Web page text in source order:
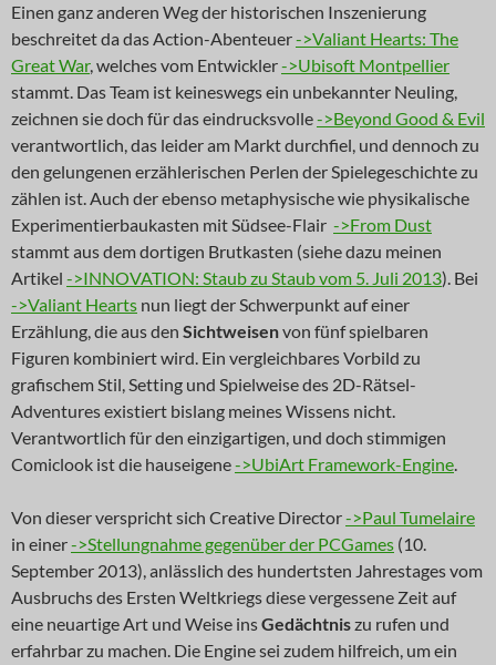
Einen ganz anderen Weg der historischen Inszenierung
beschreitet da das Action-Abenteuer->Valiant Hearts: The
Great War, welches vom Entwickler->Ubisoft Montpellier
stammt. Das Team ist keineswegs ein unbekannter Neuling,
zeichnen sie doch für das eindrucksvolle->Beyond Good & Evil
verantwortlich, das leider am Markt durchfiel, und dennoch zu
den gelungenen erzählerischen Perlen der Spielegeschichte zu
zählen ist. Auch der ebenso metaphysische wie physikalische
Experimentierbaukasten mit Südsee-Flair ->From Dust
stammt aus dem dortigen Brutkasten (siehe dazu meinen
Artikel ->INNOVATION: Staub zu Staub vom 5. Juli 2013). Bei
->Valiant Hearts nun liegt der Schwerpunkt auf einer
Erzählung, die aus den Sichtweisenvon fünf spielbaren
Figuren kombiniert wird. Ein vergleichbares Vorbild zu
grafischem Stil, Setting und Spielweise des 2D-Rätsel-
Adventures existiert bislang meines Wissens nicht.
Verantwortlich für den einzigartigen, und doch stimmigen
Comiclook ist die hauseigene->UbiArt Framework-Engine.
Von dieser verspricht sich Creative Director->Paul Tumelaire
in einer->Stellungnahme gegenüber der PCGames (10.
September 2013), anlässlich des hundertsten Jahrestages vom
Ausbruchs des Ersten Weltkriegs diese vergessene Zeit auf
eine neuartige Art und Weise insGedächtniszu rufen und
erfahrbar zu machen. Die Engine sei zudem hilfreich, um ein